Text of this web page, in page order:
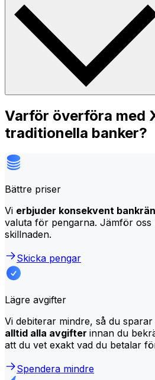
Varför överföra med
traditionella banker?
Bättre priser
Vi erbjuder konsekvent
valuta för pengarna. Jämför oss
skillnaden.
Skicka pengar
Lägre avgifter
Vi debiterar mindre, så du
alltid alla avgifter innan du
att du vet exakt vad du betalar
Spendera mindre